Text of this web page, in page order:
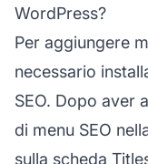
WordPress?
Per aggiungere
necessario
SEO. Dopo aver
di menu SEO
sulla scheda